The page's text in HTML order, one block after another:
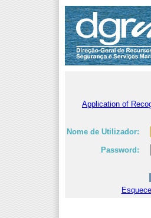
Application of
Nome de Utilizador:
Password: